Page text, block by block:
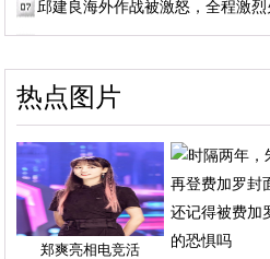
邱建良海外作战被激怒，全程激烈
热点图片
郑爽亮相电竞活